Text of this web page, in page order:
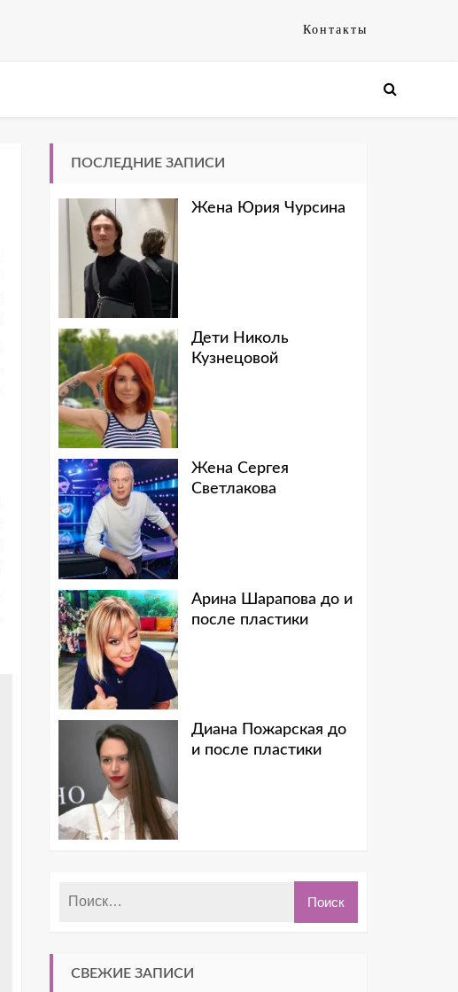
Контакты
ПОСЛЕДНИЕ ЗАПИСИ
Жена Юрия Чурсина
Дети Николь
Кузнецовой
Жена Сергея
Светлакова
Арина Шарапова до и
после пластики
Диана Пожарская до
и после пластики
СВЕЖИЕ ЗАПИСИ